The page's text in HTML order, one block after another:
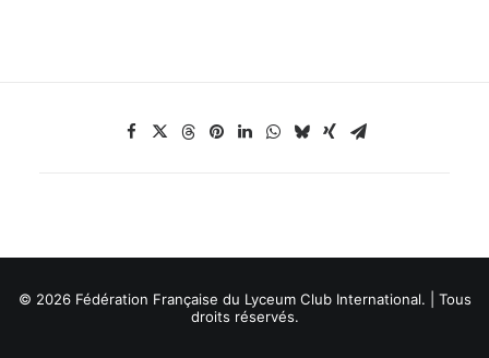
© 2026 Fédération Française du Lyceum Club International. | Tous
droits réservés.